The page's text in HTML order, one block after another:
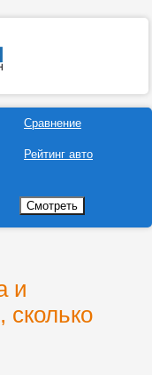
Сравнение
Рейтинг авто
и
сколько